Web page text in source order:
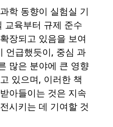
학 동향이 실험실 기
교육부터 규제 준수
장되고 있음을 보여
언급했듯이, 중심 과
많은 분야에 큰 영향
있으며, 이러한 책
아들이는 것은 지속
시키는 데 기여할 것